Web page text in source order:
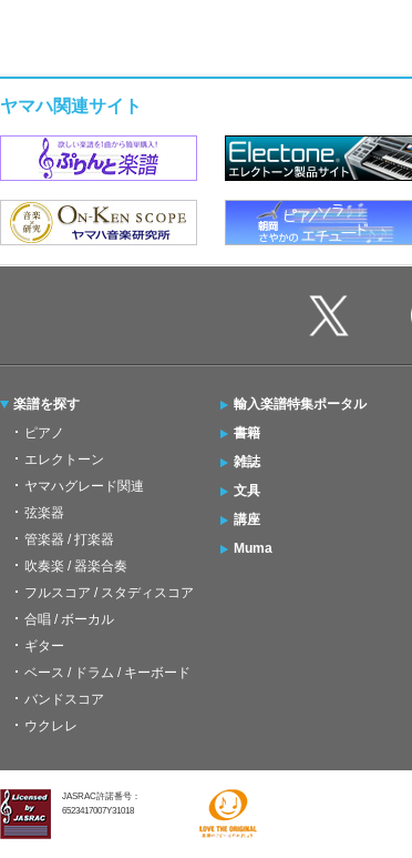
ヤマハ関連サイト
楽譜を探す
ピアノ
エレクトーン
ヤマハグレード関連
弦楽器
管楽器 / 打楽器
吹奏楽 / 器楽合奏
フルスコア / スタディスコア
合唱 / ボーカル
ギター
ベース / ドラム / キーボード
バンドスコア
ウクレレ
輸入楽譜特集ポータル
書籍
雑誌
文具
講座
Muma
JASRAC許諾番号：
6523417007Y31018